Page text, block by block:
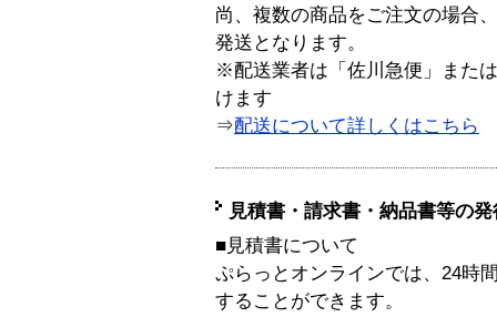
尚、複数の商品をご注文の場合
発送となります。
※配送業者は「佐川急便」また
けます
⇒配送について詳しくはこちら
見積書・請求書・納品書等の
■見積書について
ぷらっとオンラインでは、24時
することができます。